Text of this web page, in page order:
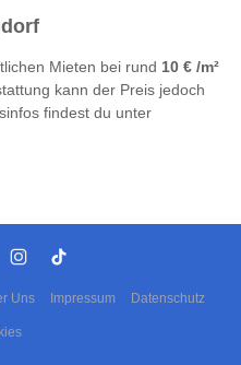
Mieten bei rund 10 € /m²
kann der Preis jedoch
findest du unter
Uns Impressum Datenschutz